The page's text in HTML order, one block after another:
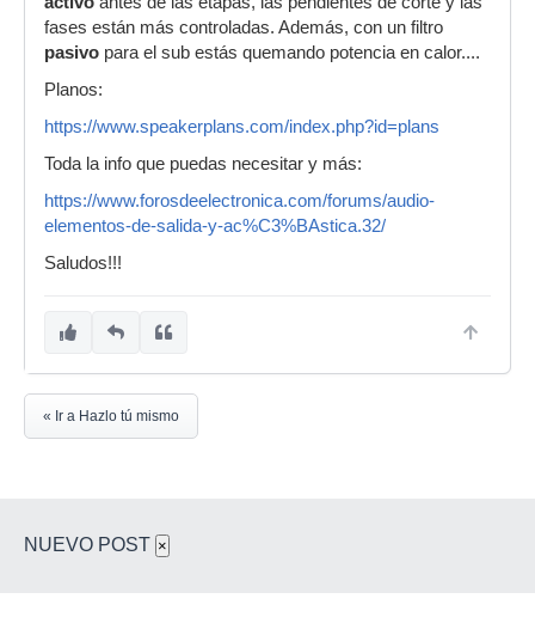
fases están más controladas. Además, con un filtro
pasivo para el sub estás quemando potencia en calor....
Planos:
https://www.speakerplans.com/index.php?id=plans
Toda la info que puedas necesitar y más:
https://www.forosdeelectronica.com/forums/audio-
elementos-de-salida-y-ac%C3%BAstica.32/
Saludos!!!
« Ir a Hazlo tú mismo
NUEVO POST ×